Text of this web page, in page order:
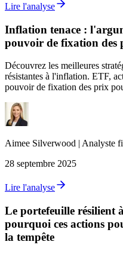
Lire l'analyse
Inflation tenace :
pouvoir de fixation des
Découvrez les meilleures
résistantes à l'inflation. ETF,
pouvoir de fixation des prix
Aimee Silverwood | Analyste
28 septembre 2025
Lire l'analyse
Le portefeuille résilient
pourquoi ces actions
la tempête